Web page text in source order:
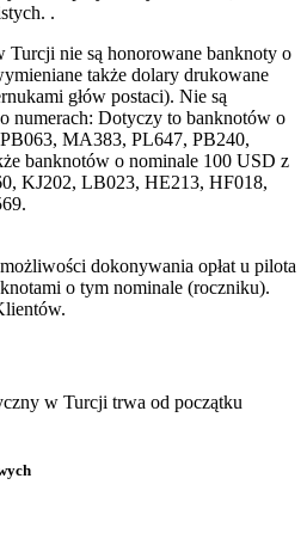
.
nie są honorowane banknoty o
także dolary drukowane
głów postaci). Nie są
numerach: Dotyczy to banknotów o
MA383, PL647, PB240,
banknotów o nominale 100 USD z
KJ202, LB023, HE213, HF018,
dokonywania opłat u pilota
o tym nominale (roczniku).
w Turcji trwa od początku